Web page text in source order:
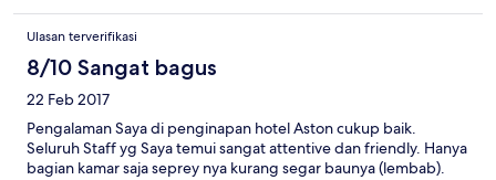
Ulasan terverifikasi
8/10 Sangat bagus
22 Feb 2017
Pengalaman Saya di penginapan hotel Aston cukup baik.
Seluruh Staff yg Saya temui sangat attentive dan friendly. Hanya
bagian kamar saja seprey nya kurang segar baunya (lembab).